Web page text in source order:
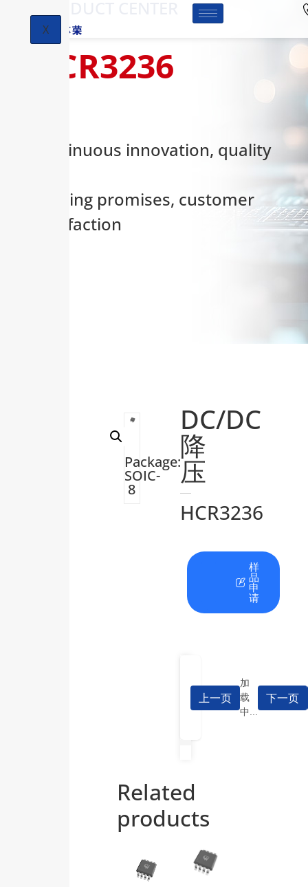
X
HCR3236
Continuous innovation, quality
keeping promises, customer
satisfaction
Package:
SOIC-
8
DC/DC
降
压
HCR3236
料
下
样
品
申
请
上一页
加
载
中...
下一页
Related
products